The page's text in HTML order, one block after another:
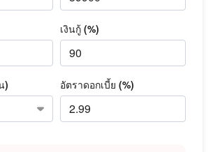
เงินกู้ (%)
) อัตราดอกเบี้ย (%)